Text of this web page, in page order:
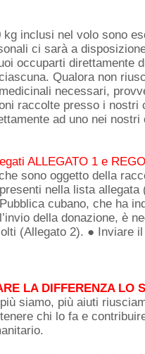
kg inclusi nel volo sono
ci sarà a
occuparti direttamente
Qualora non
necessari,
raccolte presso i nostri
ad uno nei
ALLEGATO 1 e
sono oggetto della
nella lista allegata
cubano, che ha
della donazione, è
(Allegato 2). ● Inviare
LA DIFFERENZA LO
siamo, più aiuti
chi lo fa e